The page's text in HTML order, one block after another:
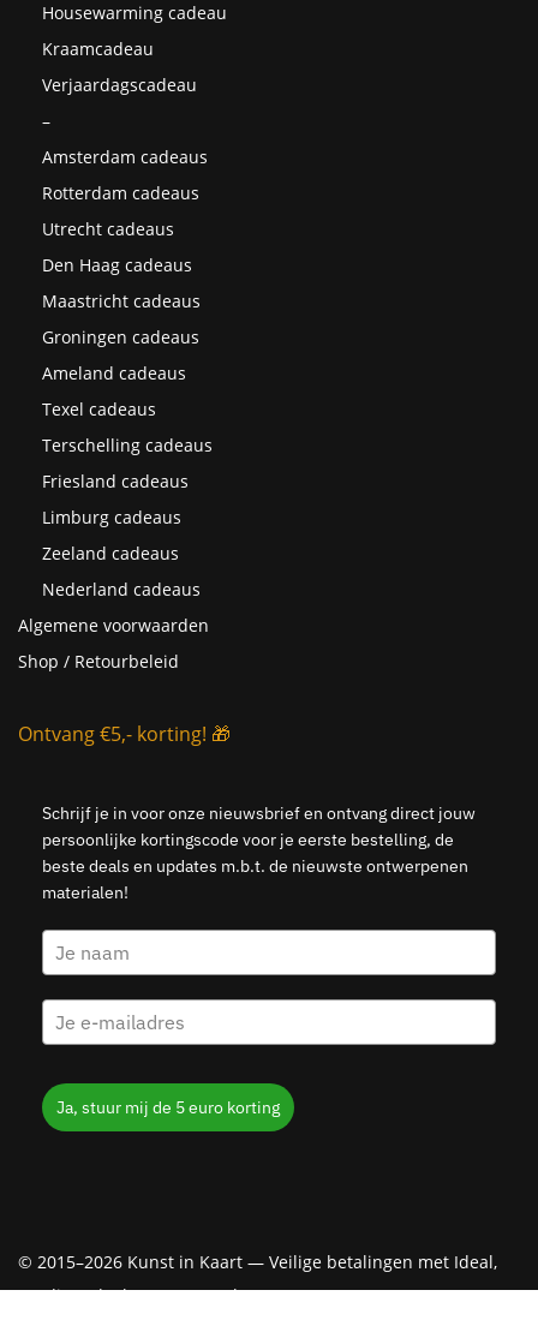
Housewarming cadeau
Kraamcadeau
Verjaardagscadeau
–
Amsterdam cadeaus
Rotterdam cadeaus
Utrecht cadeaus
Den Haag cadeaus
Maastricht cadeaus
Groningen cadeaus
Ameland cadeaus
Texel cadeaus
Terschelling cadeaus
Friesland cadeaus
Limburg cadeaus
Zeeland cadeaus
Nederland cadeaus
Algemene voorwaarden
Shop / Retourbeleid
Ontvang €5,- korting! 🎁
Schrijf je in voor onze nieuwsbrief en ontvang direct jouw
persoonlijke kortingscode voor je eerste bestelling, de
beste deals en updates m.b.t. de nieuwste ontwerpenen
materialen!
Ja, stuur mij de 5 euro korting
© 2015–2026 Kunst in Kaart — Veilige betalingen met Ideal,
Creditcard, Klarna & PayPal